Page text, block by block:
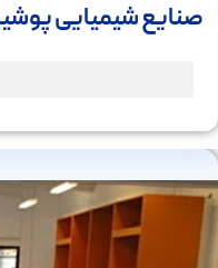
صنایع شیمیایی